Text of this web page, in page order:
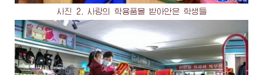
사진 2. 사랑의 학용품을 받아안은 학생들